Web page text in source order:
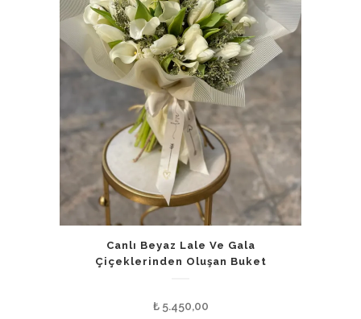
Canlı Beyaz Lale Ve Gala
Çiçeklerinden Oluşan Buket
₺5.450,00